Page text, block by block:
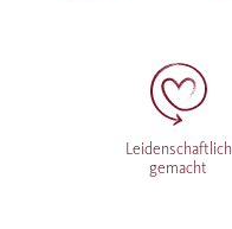
Leidenschaftlich
gemacht